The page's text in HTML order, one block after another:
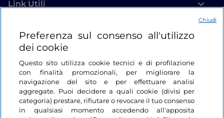
Link Utili
Login
Restiamo in contatto
Preferenza sul consenso all'utilizzo
dei cookie
Questo sito utilizza cookie tecnici e di profilazione
con finalità promozionali, per migliorare la
navigazione del sito e per effettuare analisi
aggregate. Puoi decidere a quali cookie (divisi per
categoria) prestare, rifiutare o revocare il tuo consenso
in qualsiasi momento accedendo all'apposita
Chiudi